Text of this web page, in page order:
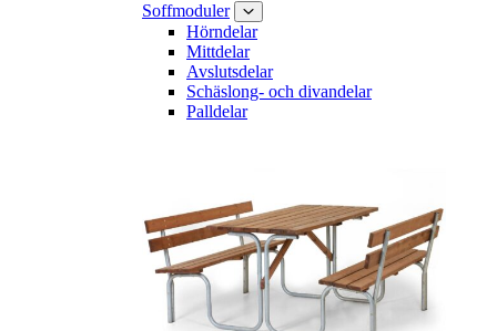
Soffmoduler
Hörndelar
Mittdelar
Avslutsdelar
Schäslong- och divandelar
Palldelar